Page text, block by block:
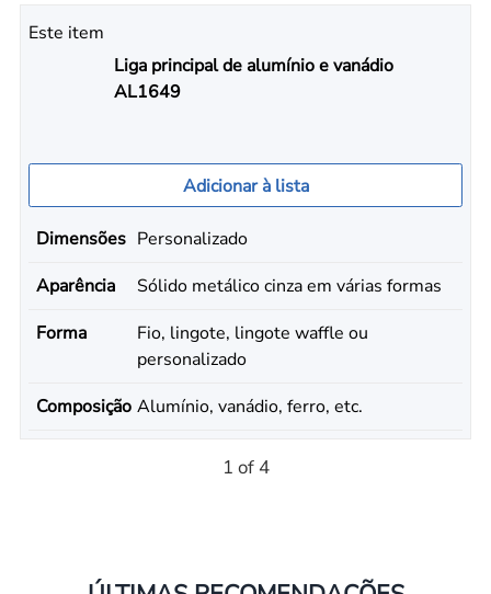
Este item
Liga principal de alumínio e vanádio
AL1649
Adicionar à lista
Dimensões Personalizado
Aparência
Sólido metálico cinza em várias formas
Forma
Fio, lingote, lingote waffle ou
personalizado
Composição Alumínio, vanádio, ferro, etc.
1 of 4